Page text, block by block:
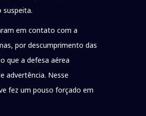
suspeita.
em contato com a
por descumprimento das
que a defesa aérea
advertência. Nesse
fez um pouso forçado em